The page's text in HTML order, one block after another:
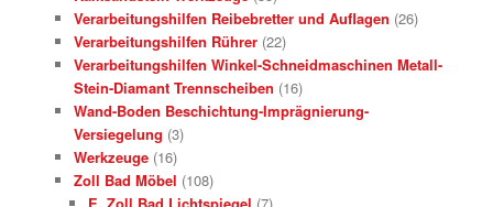
Verarbeitungshilfen Reibebretter und Auflagen (26)
Verarbeitungshilfen Rührer (22)
Verarbeitungshilfen Winkel-Schneidmaschinen Metall-
Stein-Diamant Trennscheiben (16)
Wand-Boden Beschichtung-Imprägnierung-
Versiegelung (3)
Werkzeuge (16)
Zoll Bad Möbel (108)
E. Zoll Bad Lichtspiegel (7)